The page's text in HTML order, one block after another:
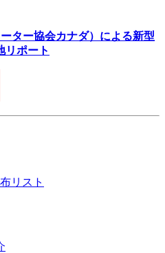
ター協会カナダ）による新型
リポート
リスト